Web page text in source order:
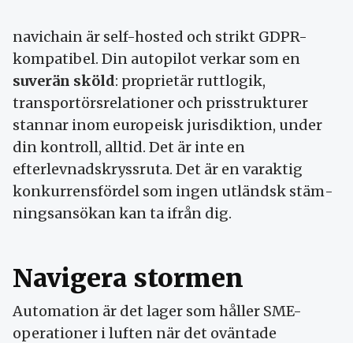
navichain är self-hosted och strikt GDPR-
kompatibel. Din autopilot verkar som en
suverän sköld: proprietär rutt­logik,
transport­örs­relationer och pris­strukturer
stannar inom europeisk jurisdiktion, under
din kontroll, alltid. Det är inte en
efterlevnads­kryssruta. Det är en varaktig
konkurrens­fördel som ingen utländsk stäm­
nings­ansökan kan ta ifrån dig.
Navigera stormen
Automation är det lager som håller SME-
operationer i luften när det oväntade